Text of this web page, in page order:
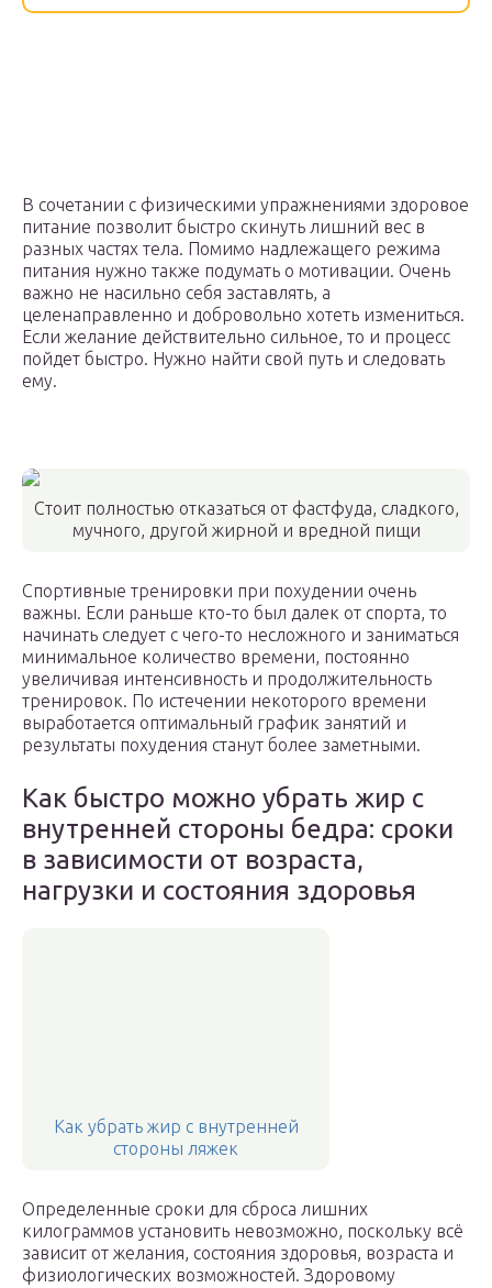
В сочетании с физическими упражнениями здоровое
питание позволит быстро скинуть лишний вес в
разных частях тела. Помимо надлежащего режима
питания нужно также подумать о мотивации. Очень
важно не насильно себя заставлять, а
целенаправленно и добровольно хотеть измениться.
Если желание действительно сильное, то и процесс
пойдет быстро. Нужно найти свой путь и следовать
ему.
Стоит полностью отказаться от фастфуда, сладкого,
мучного, другой жирной и вредной пищи
Спортивные тренировки при похудении очень
важны. Если раньше кто-то был далек от спорта, то
начинать следует с чего-то несложного и заниматься
минимальное количество времени, постоянно
увеличивая интенсивность и продолжительность
тренировок. По истечении некоторого времени
выработается оптимальный график занятий и
результаты похудения станут более заметными.
Как быстро можно убрать жир с
внутренней стороны бедра: сроки
в зависимости от возраста,
нагрузки и состояния здоровья
Как убрать жир с внутренней
стороны ляжек
Определенные сроки для сброса лишних
килограммов установить невозможно, поскольку всё
зависит от желания, состояния здоровья, возраста и
физиологических возможностей. Здоровому